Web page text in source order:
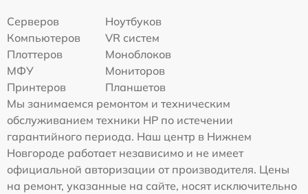
Серверов
Ноутбуков
Компьютеров
VR систем
Плоттеров
Моноблоков
МФУ
Мониторов
Принтеров
Планшетов
Мы занимаемся ремонтом и техническим
обслуживанием техники HP по истечении
гарантийного периода. Наш центр в Нижнем
Новгороде работает независимо и не имеет
официальной авторизации от производителя. Цены
на ремонт, указанные на сайте, носят исключительно